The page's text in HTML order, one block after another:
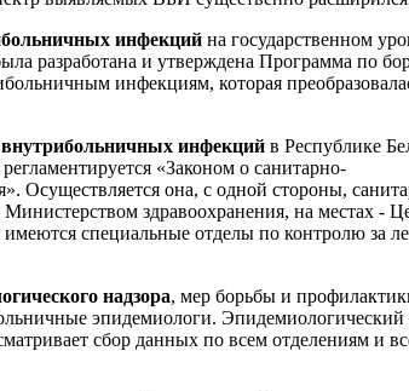
инфекций на государственном
разработана и утверждена Программа по
инфекциям, которая
инфекций в Республике
«Законом о санитарно-
Осуществляется она, с одной стороны,
здравоохранения, на местах -
специальные отделы по контролю за
надзора, мер борьбы и
эпидемиологи. Эпидемиологический
сбор данных по всем отделениям и